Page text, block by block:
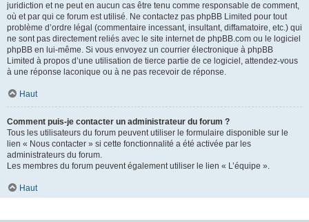
juridiction et ne peut en aucun cas être tenu comme responsable de comment,
où et par qui ce forum est utilisé. Ne contactez pas phpBB Limited pour tout
problème d’ordre légal (commentaire incessant, insultant, diffamatoire, etc.) qui
ne sont pas directement reliés avec le site internet de phpBB.com ou le logiciel
phpBB en lui-même. Si vous envoyez un courrier électronique à phpBB
Limited à propos d’une utilisation de tierce partie de ce logiciel, attendez-vous
à une réponse laconique ou à ne pas recevoir de réponse.
Haut
Comment puis-je contacter un administrateur du forum ?
Tous les utilisateurs du forum peuvent utiliser le formulaire disponible sur le
lien « Nous contacter » si cette fonctionnalité a été activée par les
administrateurs du forum.
Les membres du forum peuvent également utiliser le lien « L’équipe ».
Haut